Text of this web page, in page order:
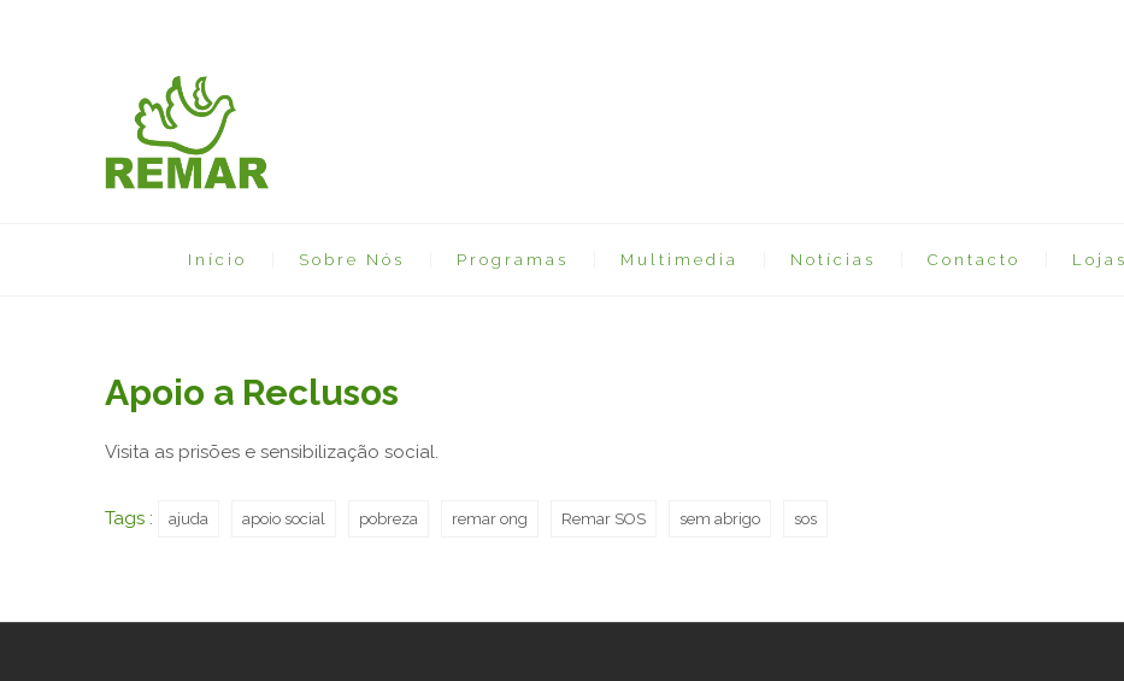
Início Sobre Nós Programas Multimedia Notícias Contacto
Apoio a Reclusos
Visita as prisões e sensibilização social.
Tags : ajuda apoio social pobreza remar ong Remar SOS sem abrigo sos